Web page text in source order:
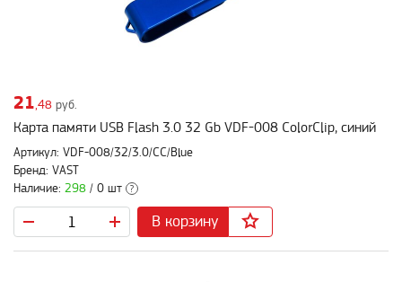
21,48 руб.
Карта памяти USB Flash 3.0 32 Gb VDF-008 ColorClip, синий
Артикул: VDF-008/32/3.0/СС/Blue
Бренд: VAST
Наличие: 298 / 0 шт ?
В корзину